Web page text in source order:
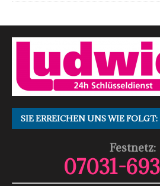
SIE ERREICHEN UNS WIE FOLGT:
Festnetz:
07031-